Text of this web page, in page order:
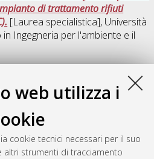
web utilizza i
cookie tecnici necessari per il suo
altri strumenti di tracciamento
di trattamento rifiuti
[Laurea specialistica], Università
in Ingegneria per l'ambiente e il
dei PFU e loro possibile
Corso di Studio in